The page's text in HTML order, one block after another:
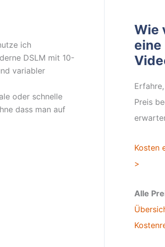
ich
DSLM mit 10-
variabler
oder schnelle
dass man auf
Wie
eine
Preis
Kosten
>
Alle